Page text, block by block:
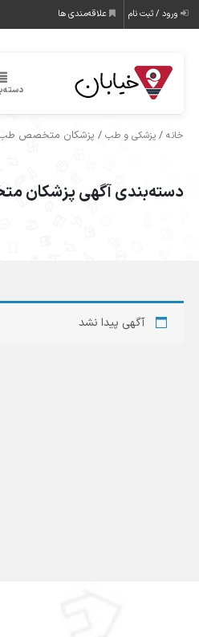
ورود / ثبت نام علاقه‌مندی ها
خانه /پزشکی و طب / پزشکان متخصص طب
دسته‌بندی آگهی پزشکان
آگهی پیدا نشد